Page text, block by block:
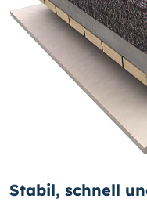
Stabil, schnell